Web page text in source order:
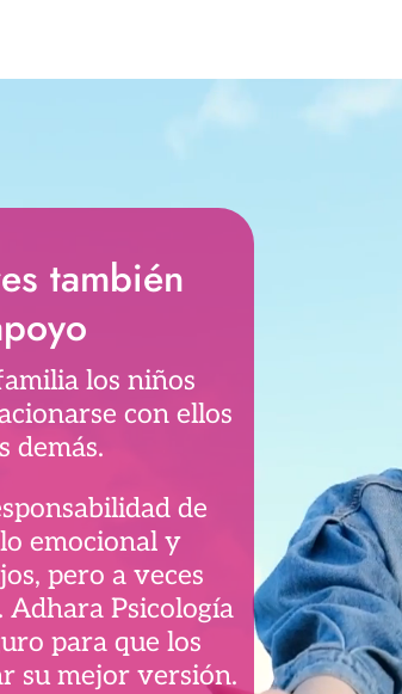
también
los niños
con ellos
demás.
de
emocional y
pero a veces
Adhara Psicología
para que los
su mejor versión.